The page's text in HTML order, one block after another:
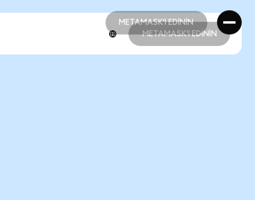
METAMASK'I EDİNİN
METAMASK'I EDİNİN
METAMASK'I EDİNİN